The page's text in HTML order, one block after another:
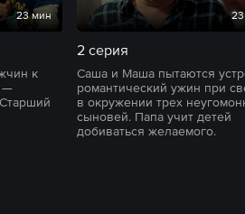
23 мин
к
—
2 серия
Саша и Маша пытаются
романтический ужин при
в окружении трех
сыновей. Папа учит детей
добиваться желаемого.